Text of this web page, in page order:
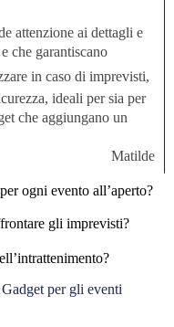
attenzione ai dettagli e
che garantiscano
in caso di imprevisti,
ideali per sia per
che aggiungano un
Matilde
ogni evento all’aperto?
gli imprevisti?
per gli eventi